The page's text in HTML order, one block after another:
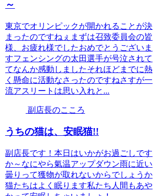
～
東京でオリンピックが開かれることが決
まったのですねぇまずは召致委員会の皆
様、お疲れ様でしたおめでとうございま
すフェンシングの太田選手が号泣されて
てなんか感動しましたそれほどまでに熱
く懸命に活動なさったのですねさすが一
流アスリートは思い入れと...
副店長のこころ
うちの猫は、安眠猫!!
副店長です！本日はいかがお過ごしです
か～なにやら氣温アップダウン雨に近い
曇りって獲物が取れないからでしょうか
猫たちはよく眠ります私たち人間もあや